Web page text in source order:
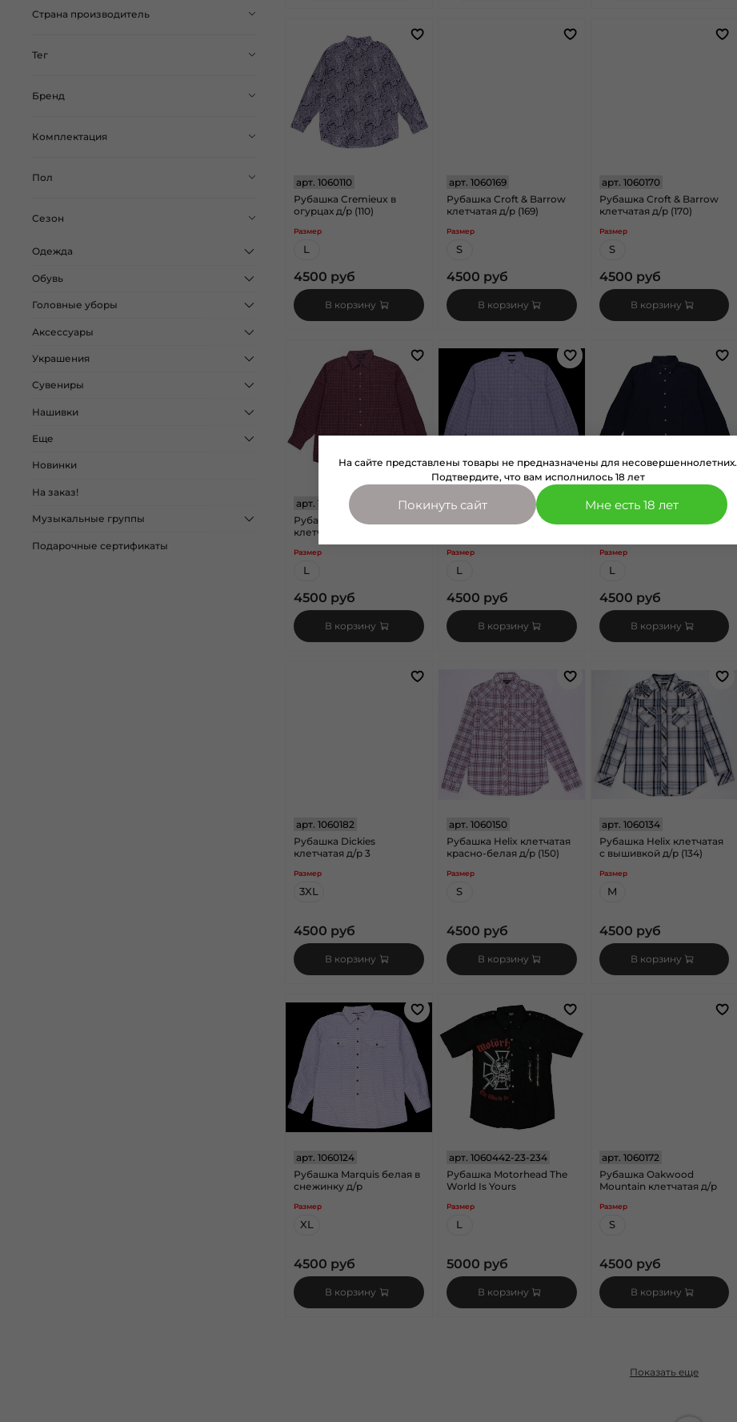
арт. 1060110
Рубашка Cremieux в
огурцах д/р (110)
Размер
L
4500 руб
В корзину
арт. 1060169
Рубашка Croft & Barrow
клетчатая д/р (169)
Размер
S
4500 руб
В корзину
арт. 1060170
Рубашка Croft & Barrow
клетчатая д/р (170)
Размер
S
4500 руб
В корзину
арт. 1060115
Рубашка Daniel Cremieux
клетчатая бордо д/р
Размер
L
4500 руб
В корзину
арт.1060118
Рубашка Daniel Cremieux
Размер
L
4500 руб
В корзину
арт.1060108
Рубашка Daniel Cremieux
Размер
L
4500 руб
В корзину
арт. 1060182
Рубашка Dickies
клетчатая д/р 3
Размер
3XL
4500 руб
В корзину
арт. 1060150
Рубашка Helix клетчатая
красно-белая д/р (150)
Размер
S
4500 руб
В корзину
арт. 1060134
Рубашка Helix клетчатая
с вышивкой д/р (134)
Размер
M
4500 руб
В корзину
арт. 1060124
Рубашка Marquis белая в
снежинку д/р
Размер
XL
4500 руб
В корзину
арт. 1060442-23-234
Рубашка Motorhead The
World Is Yours
Размер
L
5000 руб
В корзину
арт. 1060172
Рубашка Oakwood
Mountain клетчатая д/р
Размер
S
4500 руб
В корзину
Показать еще
Страна производитель
Тег
Бренд
Комплектация
Пол
Сезон
Одежда
Обувь
Головные уборы
Аксессуары
Украшения
Сувениры
Нашивки
Еще
Новинки
На заказ!
Музыкальные группы
Подарочные сертификаты
На сайте представлены товары не предназначены для несовершеннолетних.
Подтвердите, что вам исполнилось 18 лет
Покинуть сайт Мне есть 18 лет